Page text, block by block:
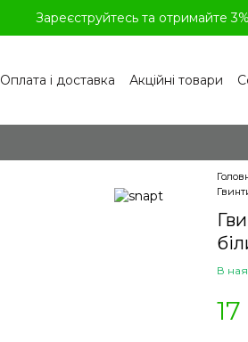
Зареєструйтесь та отримайте
Оплата і доставка Акційні товари
В